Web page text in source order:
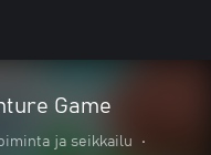
Game
ja seikkailu
•